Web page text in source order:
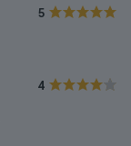
5
4